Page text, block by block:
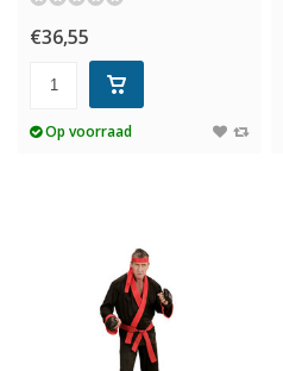
€36,55
Op voorraad